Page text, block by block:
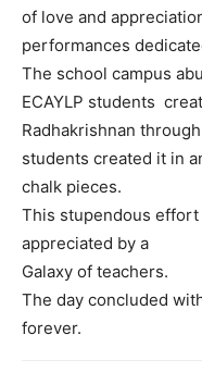
of love and
performances
The school campus
ECAYLP students
Radhakrishnan
students created it in
chalk pieces.
This stupendous
appreciated by a
Galaxy of teachers.
The day concluded
forever.